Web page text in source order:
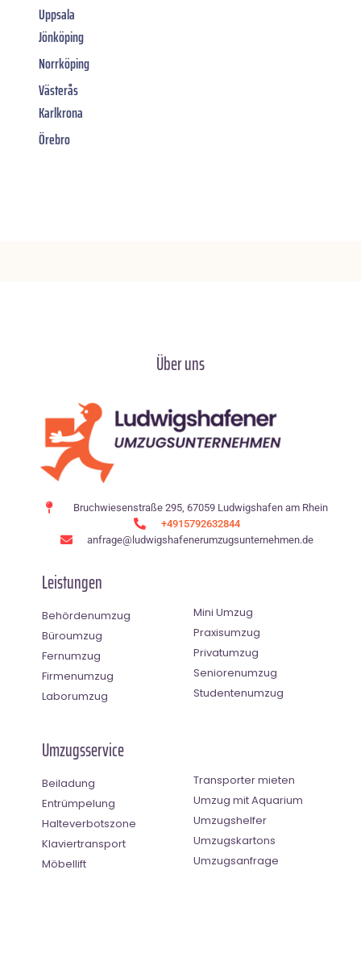
Uppsala
Jönköping
Norrköping
Västerås
Karlkrona
Örebro
Über uns
Bruchwiesenstraße 295, 67059 Ludwigshafen am Rhein
+4915792632844
anfrage@ludwigshafenerumzugsunternehmen.de
Leistungen
Behördenumzug
Büroumzug
Fernumzug
Firmenumzug
Laborumzug
Mini Umzug
Praxisumzug
Privatumzug
Seniorenumzug
Studentenumzug
Umzugsservice
Beiladung
Entrümpelung
Halteverbotszone
Klaviertransport
Möbellift
Transporter mieten
Umzug mit Aquarium
Umzugshelfer
Umzugskartons
Umzugsanfrage